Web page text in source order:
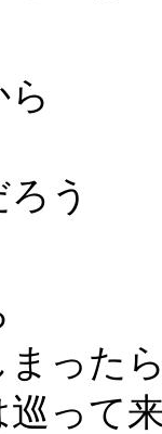
う
まった
巡って